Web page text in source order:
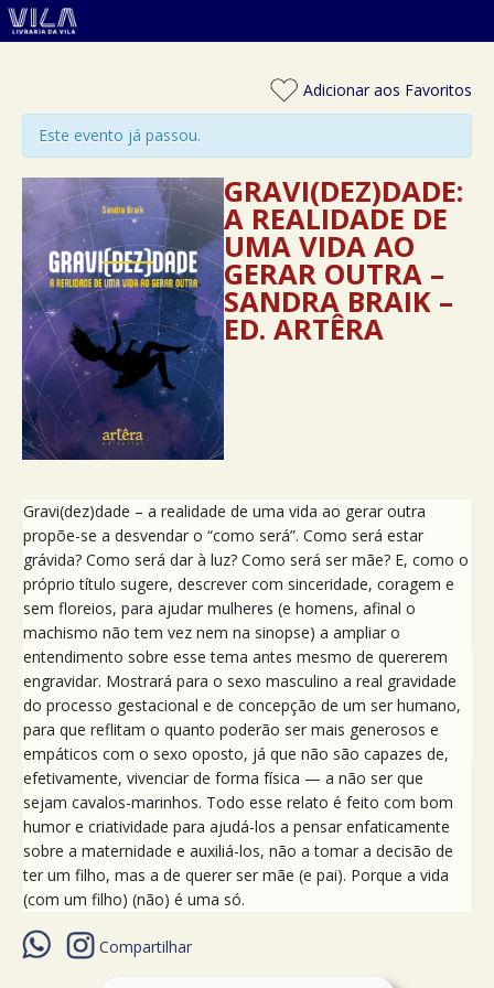
Adicionar aos Favoritos
Este evento já passou.
GRAVI(DEZ)DADE:
A REALIDADE DE
UMA VIDA AO
GERAR OUTRA –
SANDRA BRAIK –
ED. ARTÊRA
Gravi(dez)dade – a realidade de uma vida ao gerar outra
propõe-se a desvendar o “como será”. Como será estar
grávida? Como será dar à luz? Como será ser mãe? E, como o
próprio título sugere, descrever com sinceridade, coragem e
sem floreios, para ajudar mulheres (e homens, afinal o
machismo não tem vez nem na sinopse) a ampliar o
entendimento sobre esse tema antes mesmo de quererem
engravidar. Mostrará para o sexo masculino a real gravidade
do processo gestacional e de concepção de um ser humano,
para que reflitam o quanto poderão ser mais generosos e
empáticos com o sexo oposto, já que não são capazes de,
efetivamente, vivenciar de forma física — a não ser que
sejam cavalos-marinhos. Todo esse relato é feito com bom
humor e criatividade para ajudá-los a pensar enfaticamente
sobre a maternidade e auxiliá-los, não a tomar a decisão de
ter um filho, mas a de querer ser mãe (e pai). Porque a vida
(com um filho) (não) é uma só.
Compartilhar